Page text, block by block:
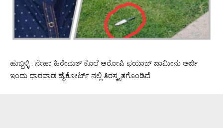
ಹುಬ್ಬಳ್ಳಿ : ನೇಹಾ ಹಿರೇಮಠ್ ಕೊಲೆ ಆರೋಪಿ ಫಯಾಜ್ ಜಾಮೀನು ಅರ್ಜಿ
ಇಂದು ಧಾರವಾಡ ಹೈಕೋರ್ಟ್ ನಲ್ಲಿ ತಿರಸ್ಕೃತಗೊಂಡಿದೆ.